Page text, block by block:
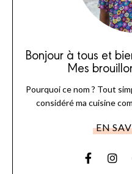
Bonjour à tous et
Mes
Pourquoi ce nom ? Tout
considéré ma cuisine
EN